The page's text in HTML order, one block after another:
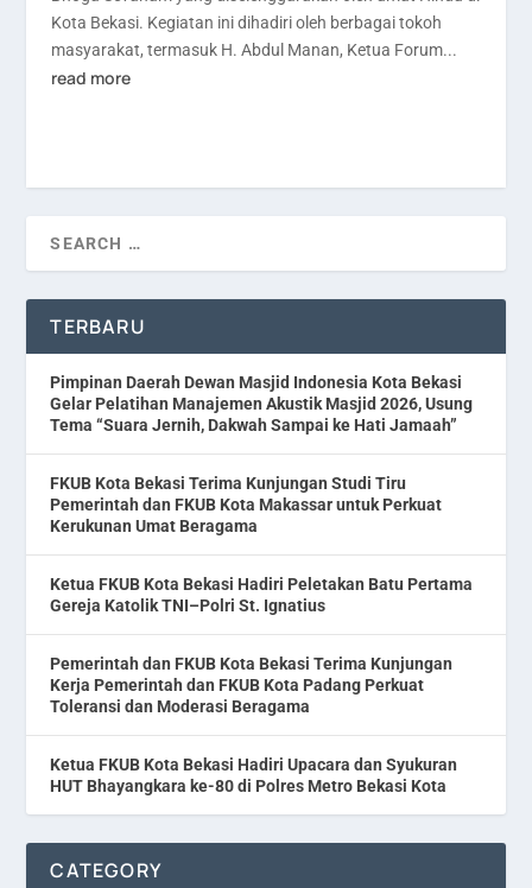
Kota Bekasi. Kegiatan ini dihadiri oleh berbagai tokoh
masyarakat, termasuk H. Abdul Manan, Ketua Forum...
read more
TERBARU
Pimpinan Daerah Dewan Masjid Indonesia Kota Bekasi
Gelar Pelatihan Manajemen Akustik Masjid 2026, Usung
Tema “Suara Jernih, Dakwah Sampai ke Hati Jamaah”
FKUB Kota Bekasi Terima Kunjungan Studi Tiru
Pemerintah dan FKUB Kota Makassar untuk Perkuat
Kerukunan Umat Beragama
Ketua FKUB Kota Bekasi Hadiri Peletakan Batu Pertama
Gereja Katolik TNI–Polri St. Ignatius
Pemerintah dan FKUB Kota Bekasi Terima Kunjungan
Kerja Pemerintah dan FKUB Kota Padang Perkuat
Toleransi dan Moderasi Beragama
Ketua FKUB Kota Bekasi Hadiri Upacara dan Syukuran
HUT Bhayangkara ke-80 di Polres Metro Bekasi Kota
CATEGORY